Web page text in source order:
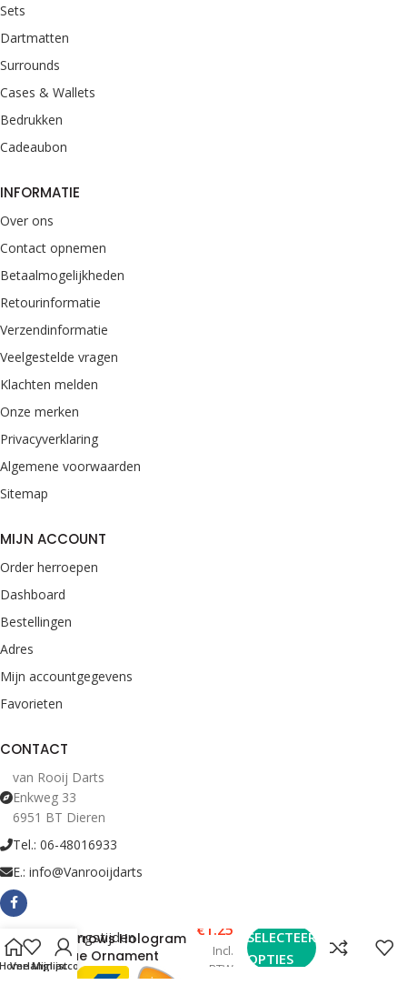
Sets
Dartmatten
Surrounds
Cases & Wallets
Bedrukken
Cadeaubon
INFORMATIE
Over ons
Contact opnemen
Betaalmogelijkheden
Retourinformatie
Verzendinformatie
Veelgestelde vragen
Klachten melden
Onze merken
Privacyverklaring
Algemene voorwaarden
Sitemap
MIJN ACCOUNT
Order herroepen
Dashboard
Bestellingen
Adres
Mijn accountgegevens
Favorieten
CONTACT
van Rooij Darts
Enkweg 33
6951 BT Dieren
Tel.: 06-48016933
E.: info@Vanrooijdarts
Bekijk Openingstijden
Harrows Hologram
Blue Ornament
€ 1.25
Incl.
BTW
SELECTEER
OPTIES
Verlanglijst
Mijn account